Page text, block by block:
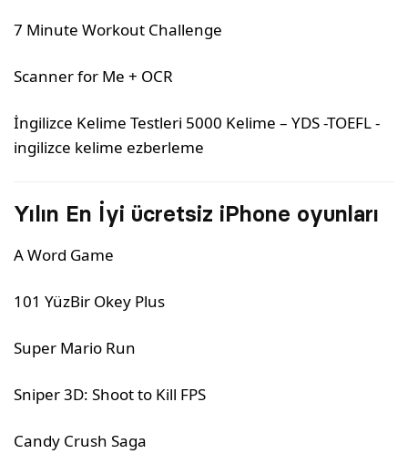
7 Minute Workout Challenge
Scanner for Me + OCR
İngilizce Kelime Testleri 5000 Kelime – YDS -TOEFL -
ingilizce kelime ezberleme
Yılın En İyi ücretsiz iPhone oyunları
A Word Game
101 YüzBir Okey Plus
Super Mario Run
Sniper 3D: Shoot to Kill FPS
Candy Crush Saga